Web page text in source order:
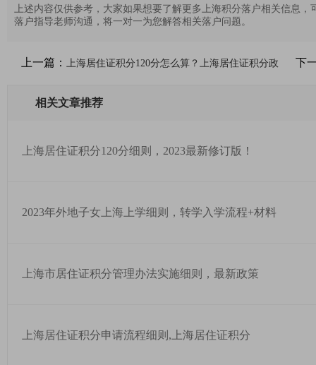
上述内容仅供参考，大家如果想要了解更多上海积分落户相关信息
落户指导老师沟通，将一对一为您解答相关落户问题。
上一篇： 上海居住证积分120分怎么算？上海居住证积分政 下
相关文章推荐
上海居住证积分120分细则，2023最新修订版！
2023年外地子女上海上学细则，转学入学流程+材料
上海市居住证积分管理办法实施细则，最新政策
上海居住证积分申请流程细则,上海居住证积分